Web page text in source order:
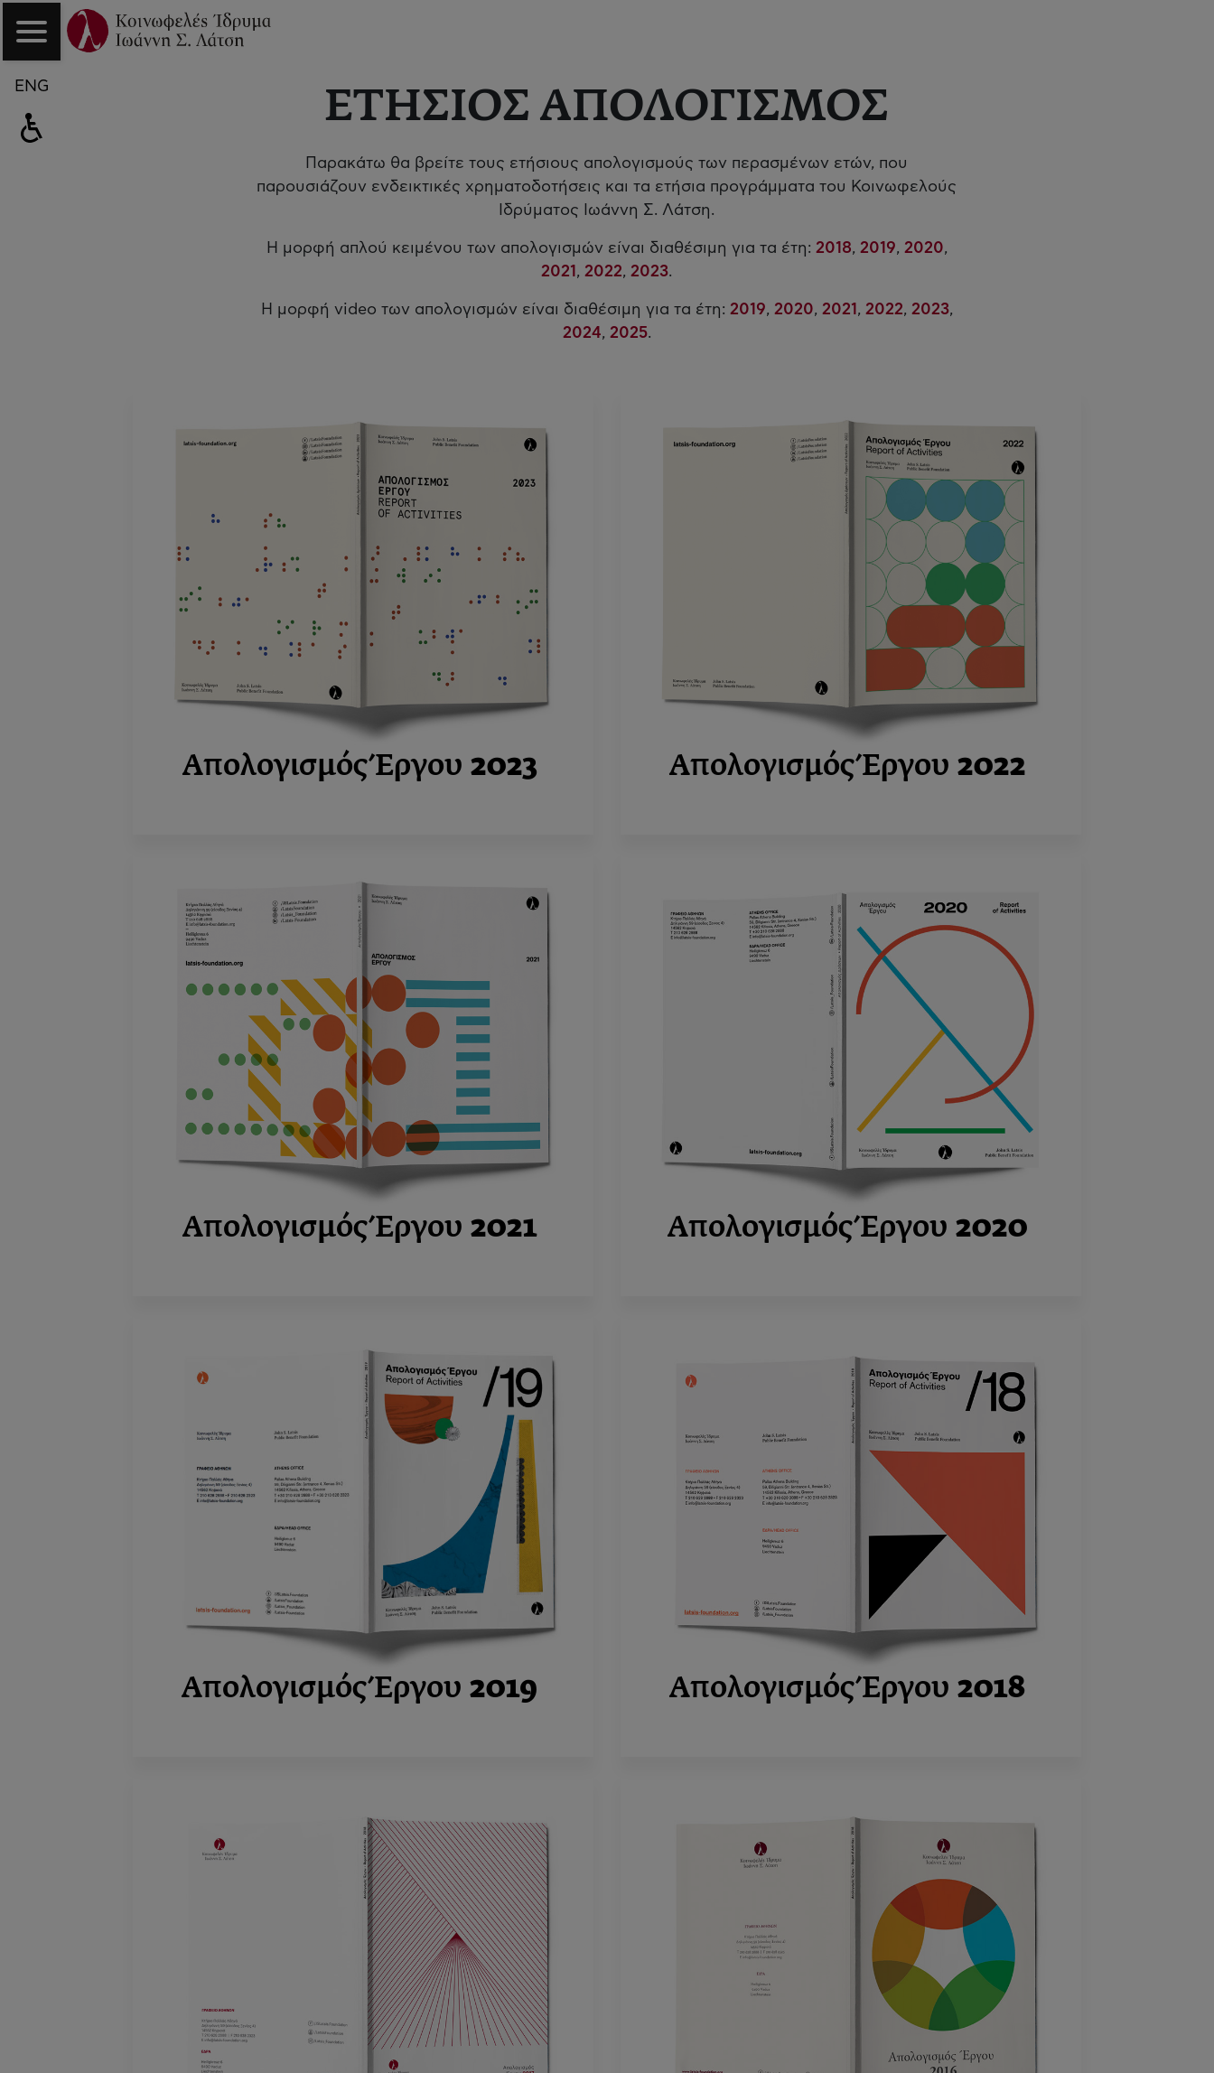
ENG ΕΤΗΣΙΟΣ ΑΠΟΛΟΓΙΣΜΟΣ
Παρακάτω θα βρείτε τους ετήσιους απολογισμούς των περασμένων ετών, που
παρουσιάζουν ενδεικτικές χρηματοδοτήσεις και τα ετήσια προγράμματα του Κοινωφελούς
Ιδρύματος Ιωάννη Σ. Λάτση.
Η μορφή απλού κειμένου των απολογισμών είναι διαθέσιμη για τα έτη: 2018, 2019, 2020,
2021 , 2022, 2023.
Η μορφή video των απολογισμών είναι διαθέσιμη για τα έτη: 2019, 2020, 2021 , 2022, 2023,
2024, 2025.
Απολογισμός Έργου 2023 Απολογισμός Έργου 2022
Απολογισμός Έργου 2021 Απολογισμός Έργου 2020
Απολογισμός Έργου 2019 Απολογισμός Έργου 2018